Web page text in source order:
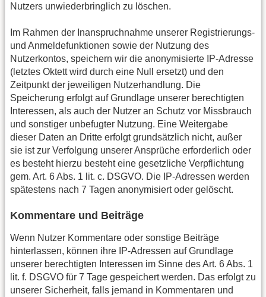
Nutzers unwiederbringlich zu löschen.
Im Rahmen der Inanspruchnahme unserer Registrierungs-
und Anmeldefunktionen sowie der Nutzung des
Nutzerkontos, speichern wir die anonymisierte IP-Adresse
(letztes Oktett wird durch eine Null ersetzt) und den
Zeitpunkt der jeweiligen Nutzerhandlung. Die
Speicherung erfolgt auf Grundlage unserer berechtigten
Interessen, als auch der Nutzer an Schutz vor Missbrauch
und sonstiger unbefugter Nutzung. Eine Weitergabe
dieser Daten an Dritte erfolgt grundsätzlich nicht, außer
sie ist zur Verfolgung unserer Ansprüche erforderlich oder
es besteht hierzu besteht eine gesetzliche Verpflichtung
gem. Art. 6 Abs. 1 lit. c. DSGVO. Die IP-Adressen werden
spätestens nach 7 Tagen anonymisiert oder gelöscht.
Kommentare und Beiträge
Wenn Nutzer Kommentare oder sonstige Beiträge
hinterlassen, können ihre IP-Adressen auf Grundlage
unserer berechtigten Interessen im Sinne des Art. 6 Abs. 1
lit. f. DSGVO für 7 Tage gespeichert werden. Das erfolgt zu
unserer Sicherheit, falls jemand in Kommentaren und